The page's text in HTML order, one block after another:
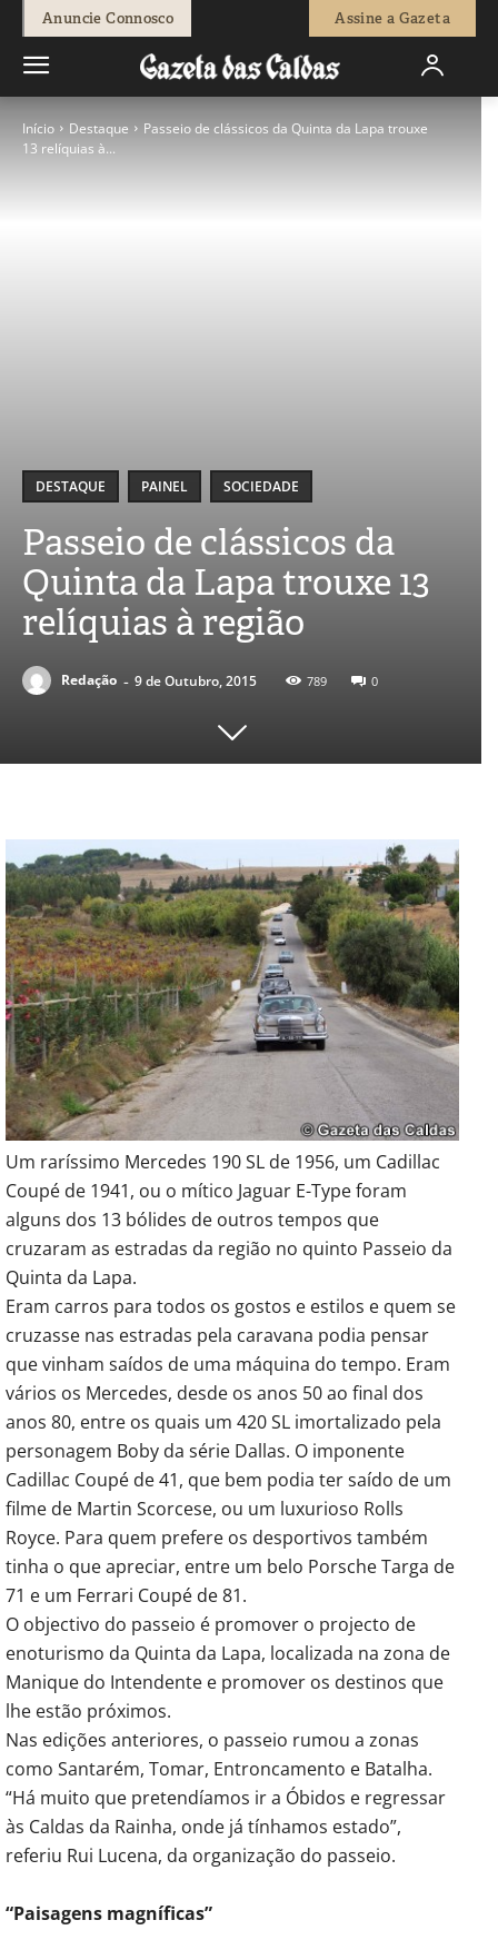
Anuncie Connosco Assine a Gazeta
Início Destaque
Passeio de clássicos da Quinta da Lapa trouxe
13 relíquias à...
DESTAQUE PAINEL SOCIEDADE
Passeio de clássicos da
Quinta da Lapa trouxe 13
relíquias à região
Redação - 9 de Outubro, 2015 789 0
Um raríssimo Mercedes 190 SL de 1956, um Cadillac
Coupé de 1941, ou o mítico Jaguar E-Type foram
alguns dos 13 bólides de outros tempos que
cruzaram as estradas da região no quinto Passeio da
Quinta da Lapa.
Eram carros para todos os gostos e estilos e quem se
cruzasse nas estradas pela caravana podia pensar
que vinham saídos de uma máquina do tempo. Eram
vários os Mercedes, desde os anos 50 ao final dos
anos 80, entre os quais um 420 SL imortalizado pela
personagem Boby da série Dallas. O imponente
Cadillac Coupé de 41, que bem podia ter saído de um
filme de Martin Scorcese, ou um luxurioso Rolls
Royce. Para quem prefere os desportivos também
tinha o que apreciar, entre um belo Porsche Targa de
71 e um Ferrari Coupé de 81.
O objectivo do passeio é promover o projecto de
enoturismo da Quinta da Lapa, localizada na zona de
Manique do Intendente e promover os destinos que
lhe estão próximos.
Nas edições anteriores, o passeio rumou a zonas
como Santarém, Tomar, Entroncamento e Batalha.
“Há muito que pretendíamos ir a Óbidos e regressar
às Caldas da Rainha, onde já tínhamos estado”,
referiu Rui Lucena, da organização do passeio.
“Paisagens magníficas”